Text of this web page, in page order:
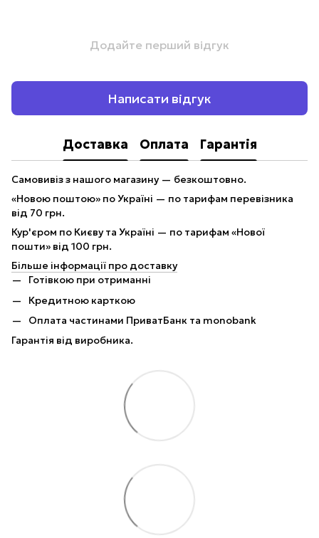
Додайте перший відгук
Написати відгук
Доставка Оплата Гарантія
Самовивіз з нашого магазину — безкоштовно.
«Новою поштою» по Україні — по тарифам перевізника
від 70 грн.
Кур'єром по Києву та Україні — по тарифам «Нової
пошти» від 100 грн.
Більше інформації про доставку
Готівкою при отриманні
Кредитною карткою
Оплата частинами ПриватБанк та monobank
Гарантія від виробника.